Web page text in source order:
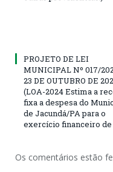
PROJETO DE LEI
MUNICIPAL Nº 017/
23 DE OUTUBRO DE
(LOA-2024 Estima a
fixa a despesa do
de Jacundá/PA para o
exercício financeiro de
Os comentários estão